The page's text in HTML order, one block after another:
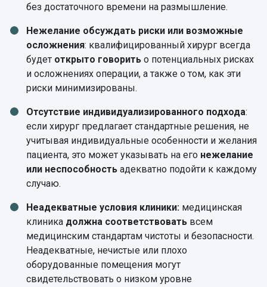
без достаточного времени на размышление.
Нежелание обсуждать риски или возможные
осложнения: квалифицированный хирург всегда
будет открыто говорить о потенциальных рисках
и осложнениях операции, а также о том, как эти
риски минимизированы.
Отсутствие индивидуализированного подхода:
если хирург предлагает стандартные решения, не
учитывая индивидуальные особенности и желания
пациента, это может указывать на его нежелание
или неспособность адекватно подойти к каждому
случаю.
Неадекватные условия клиники: медицинская
клиника должна соответствовать всем
медицинским стандартам чистоты и безопасности.
Неадекватные, нечистые или плохо
оборудованные помещения могут
свидетельствовать о низком уровне